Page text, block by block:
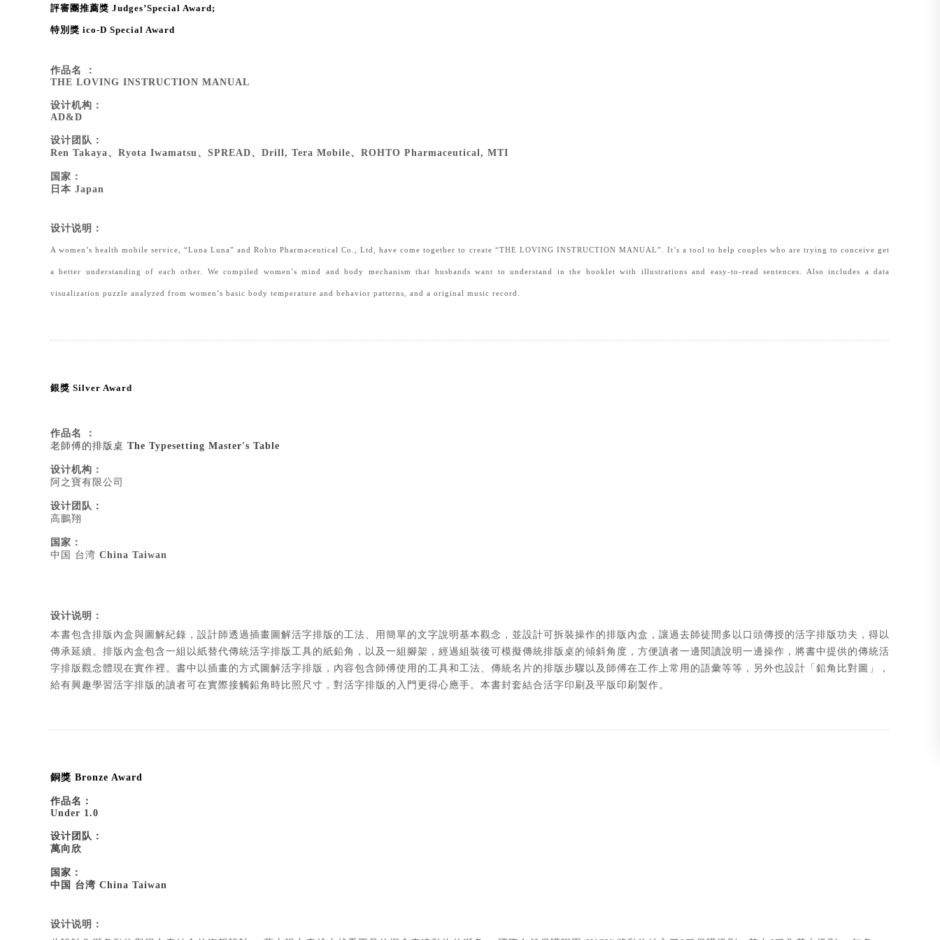
評審團推薦獎 Judges’Special Award;
特別獎 ico-D Special Award
作品名 ：
THE LOVING INSTRUCTION MANUAL
设计机构：
AD&D
设计团队：
Ren Takaya、Ryota Iwamatsu、SPREAD、Drill, Tera Mobile、ROHTO Pharmaceutical, MTI
国家：
日本 Japan
设计说明：
A women’s health mobile service, “Luna Luna” and Rohto Pharmaceutical Co., Ltd, have come together to create “THE LOVING INSTRUCTION MANUAL”. It’s a tool to help couples who are trying to conceive get
a better understanding of each other. We compiled women’s mind and body mechanism that husbands want to understand in the booklet with illustrations and easy-to-read sentences. Also includes a data
visualization puzzle analyzed from women’s basic body temperature and behavior patterns, and a original music record.
銀獎 Silver Award
作品名 ：
老師傅的排版桌 The Typesetting Master's Table
设计机构：
阿之寶有限公司
设计团队：
高鵬翔
国家：
中国 台湾 China Taiwan
设计说明：
本書包含排版內盒與圖解紀錄，設計師透過插畫圖解活字排版的工法、用簡單的文字說明基本觀念，並設計可拆裝操作的排版內盒，讓過去師徒間多以口頭傳授的活字排版功夫，得以
傳承延續。排版內盒包含一組以紙替代傳統活字排版工具的紙鉛角，以及一組腳架，經過組裝後可模擬傳統排版桌的傾斜角度，方便讀者一邊閱讀說明一邊操作，將書中提供的傳統活
字排版觀念體現在實作裡。書中以插畫的方式圖解活字排版，內容包含師傅使用的工具和工法、傳統名片的排版步驟以及師傅在工作上常用的語彙等等，另外也設計「鉛角比對圖」，
給有興趣學習活字排版的讀者可在實際接觸鉛角時比照尺寸，對活字排版的入門更得心應手。本書封套結合活字印刷及平版印刷製作。
銅獎 Bronze Award
作品名：
Under 1.0
设计团队：
萬向欣
国家：
中国 台湾 China Taiwan
设计说明：